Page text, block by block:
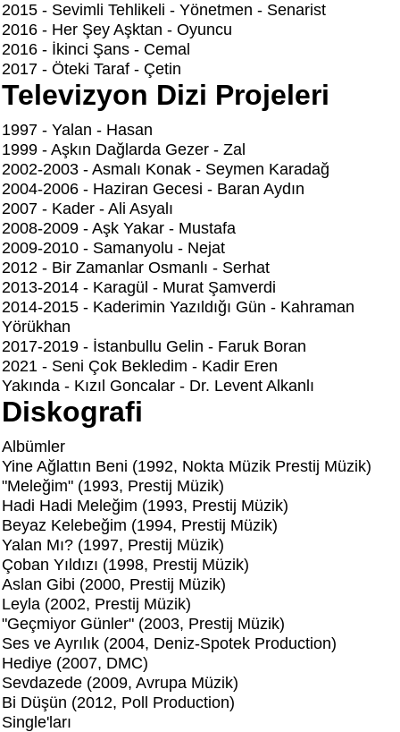
2015 - Sevimli Tehlikeli - Yönetmen - Senarist
2016 - Her Şey Aşktan - Oyuncu
2016 - İkinci Şans - Cemal
2017 - Öteki Taraf - Çetin
Televizyon Dizi Projeleri
1997 - Yalan - Hasan
1999 - Aşkın Dağlarda Gezer - Zal
2002-2003 - Asmalı Konak - Seymen Karadağ
2004-2006 - Haziran Gecesi - Baran Aydın
2007 - Kader - Ali Asyalı
2008-2009 - Aşk Yakar - Mustafa
2009-2010 - Samanyolu - Nejat
2012 - Bir Zamanlar Osmanlı - Serhat
2013-2014 - Karagül - Murat Şamverdi
2014-2015 - Kaderimin Yazıldığı Gün - Kahraman
Yörükhan
2017-2019 - İstanbullu Gelin - Faruk Boran
2021 - Seni Çok Bekledim - Kadir Eren
Yakında - Kızıl Goncalar - Dr. Levent Alkanlı
Diskografi
Albümler
Yine Ağlattın Beni (1992, Nokta Müzik Prestij Müzik)
"Meleğim" (1993, Prestij Müzik)
Hadi Hadi Meleğim (1993, Prestij Müzik)
Beyaz Kelebeğim (1994, Prestij Müzik)
Yalan Mı? (1997, Prestij Müzik)
Çoban Yıldızı (1998, Prestij Müzik)
Aslan Gibi (2000, Prestij Müzik)
Leyla (2002, Prestij Müzik)
"Geçmiyor Günler" (2003, Prestij Müzik)
Ses ve Ayrılık (2004, Deniz-Spotek Production)
Hediye (2007, DMC)
Sevdazede (2009, Avrupa Müzik)
Bi Düşün (2012, Poll Production)
Single'ları